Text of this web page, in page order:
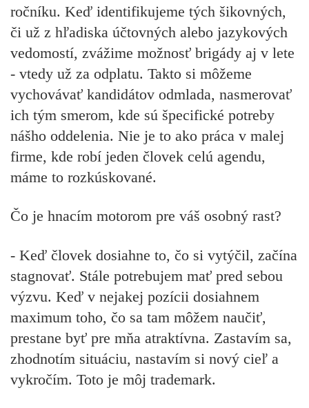
ročníku. Keď identifikujeme tých šikovných,
či už z hľadiska účtovných alebo jazykových
vedomostí, zvážime možnosť brigády aj v lete
- vtedy už za odplatu. Takto si môžeme
vychovávať kandidátov odmlada, nasmerovať
ich tým smerom, kde sú špecifické potreby
nášho oddelenia. Nie je to ako práca v malej
firme, kde robí jeden človek celú agendu,
máme to rozkúskované.
Čo je hnacím motorom pre váš osobný rast?
- Keď človek dosiahne to, čo si vytýčil, začína
stagnovať. Stále potrebujem mať pred sebou
výzvu. Keď v nejakej pozícii dosiahnem
maximum toho, čo sa tam môžem naučiť,
prestane byť pre mňa atraktívna. Zastavím sa,
zhodnotím situáciu, nastavím si nový cieľ a
vykročím. Toto je môj trademark.